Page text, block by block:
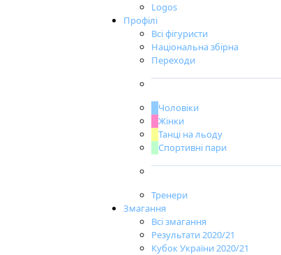
Logos
Профілі
Всі фігуристи
Національна збірна
Переходи
Чоловіки
Жінки
Танці на льоду
Спортивні пари
Тренери
Змагання
Всі змагання
Результати 2020/21
Кубок України 2020/21